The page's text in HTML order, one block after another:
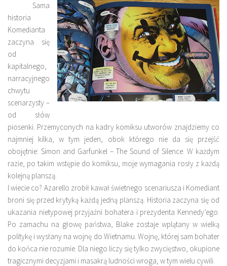
Sama
historia
Komedianta
zaczyna się
od
kapitalnego,
narracyjnego
chwytu
scenarzysty –
od słów
piosenki. Przemyconych na kadry komiksu utworów znajdziemy co
najmniej kilka, w tym jeden, obok którego nie da się przejść
obojętnie: Simon and Garfunkel – The Sound of Silence. W każdym
razie, po takim wstępie do komiksu, moje wymagania rosły z każdą
kolejną planszą.
I wiecie co? Azarello zrobił kawał świetnego scenariusza i Komediant
broni się przed krytyką każdą jedną planszą. Historia zaczyna się od
ukazania nietypowej przyjaźni bohatera i prezydenta Kennedy’ego.
Po zamachu na głowę państwa, Blake zostaje wplątany w wielką
politykę i wysłany na wojnę do Wietnamu. Wojnę, której sam bohater
do końca nie rozumie. Dla niego liczy się tylko zwycięstwo, okupione
tragicznymi decyzjami i masakrą ludności wroga, w tym wielu cywili.